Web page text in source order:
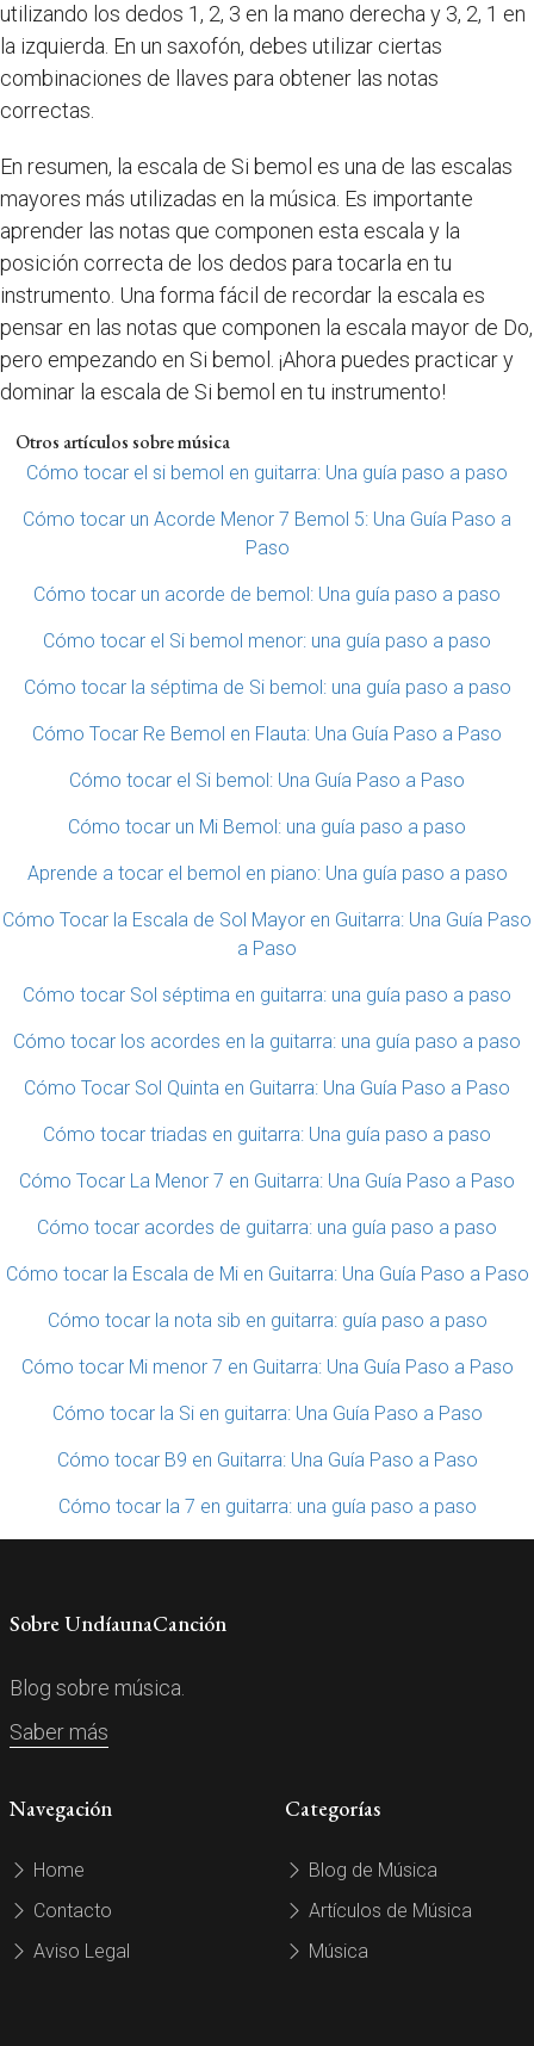
utilizando los dedos 1, 2, 3 en la mano derecha y 3, 2, 1 en
la izquierda. En un saxofón, debes utilizar ciertas
combinaciones de llaves para obtener las notas
correctas.
En resumen, la escala de Si bemol es una de las escalas
mayores más utilizadas en la música. Es importante
aprender las notas que componen esta escala y la
posición correcta de los dedos para tocarla en tu
instrumento. Una forma fácil de recordar la escala es
pensar en las notas que componen la escala mayor de Do,
pero empezando en Si bemol. ¡Ahora puedes practicar y
dominar la escala de Si bemol en tu instrumento!
Otros artículos sobre música
Cómo tocar el si bemol en guitarra: Una guía paso a paso
Cómo tocar un Acorde Menor 7 Bemol 5: Una Guía Paso a
Paso
Cómo tocar un acorde de bemol: Una guía paso a paso
Cómo tocar el Si bemol menor: una guía paso a paso
Cómo tocar la séptima de Si bemol: una guía paso a paso
Cómo Tocar Re Bemol en Flauta: Una Guía Paso a Paso
Cómo tocar el Si bemol: Una Guía Paso a Paso
Cómo tocar un Mi Bemol: una guía paso a paso
Aprende a tocar el bemol en piano: Una guía paso a paso
Cómo Tocar la Escala de Sol Mayor en Guitarra: Una Guía Paso
a Paso
Cómo tocar Sol séptima en guitarra: una guía paso a paso
Cómo tocar los acordes en la guitarra: una guía paso a paso
Cómo Tocar Sol Quinta en Guitarra: Una Guía Paso a Paso
Cómo tocar triadas en guitarra: Una guía paso a paso
Cómo Tocar La Menor 7 en Guitarra: Una Guía Paso a Paso
Cómo tocar acordes de guitarra: una guía paso a paso
Cómo tocar la Escala de Mi en Guitarra: Una Guía Paso a Paso
Cómo tocar la nota sib en guitarra: guía paso a paso
Cómo tocar Mi menor 7 en Guitarra: Una Guía Paso a Paso
Cómo tocar la Si en guitarra: Una Guía Paso a Paso
Cómo tocar B9 en Guitarra: Una Guía Paso a Paso
Cómo tocar la 7 en guitarra: una guía paso a paso
Sobre UndíaunaCanción
Blog sobre música.
Saber más
Navegación
Home
Contacto
Aviso Legal
Categorías
Blog de Música
Artículos de Música
Música